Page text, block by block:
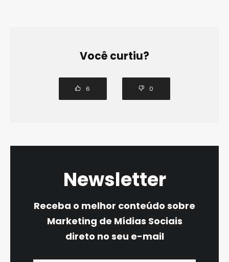
Você curtiu?
6 0
Newsletter
Receba o melhor conteúdo sobre
Marketing de Mídias Sociais
direto no seu e-mail